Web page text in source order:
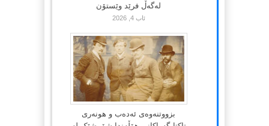
لەگەڵ فرێد وێستۆن
ئاب 4, 2026
بزووتنەوەی ئەدەب و هونەری